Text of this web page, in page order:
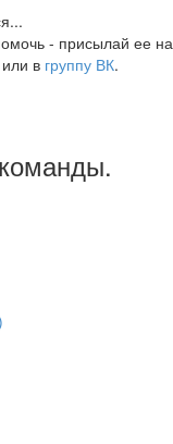
- присылай ее на
в группу ВК.
команды.